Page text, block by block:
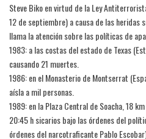
Steve Biko en virtud de la Ley
12 de septiembre) a causa de las
llama la atención sobre las políticas de
1983: a las costas del estado de Texas
causando 21 muertes.
1986: en el Monasterio de Montserrat
aísla a mil personas.
1989: en la Plaza Central de Soacha, 18
20:45 h sicarios bajo las órdenes del
órdenes del narcotraficante Pablo